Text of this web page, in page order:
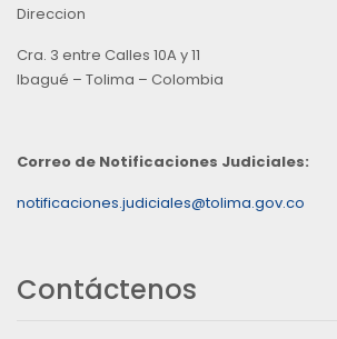
Direccion
Cra. 3 entre Calles 10A y 11
Ibagué – Tolima – Colombia
Correo de Notificaciones Judiciales:
notificaciones.judiciales@tolima.gov.co
Contáctenos